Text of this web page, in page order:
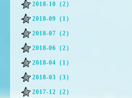
2018-10（2）
2018-09（1）
2018-07（2）
2018-06（2）
2018-04（1）
2018-03（3）
2017-12（2）